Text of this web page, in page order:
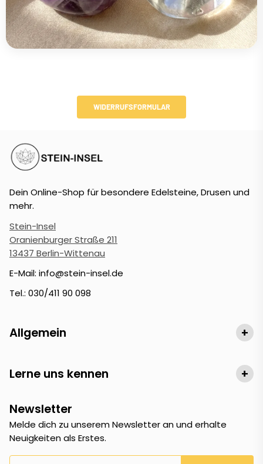
WIDERRUFSFORMULAR
Dein Online-Shop für besondere Edelsteine, Drusen und
mehr.
Stein-Insel
Oranienburger Straße 211
13437 Berlin-Wittenau
E-Mail: info@stein-insel.de
Tel.: 030/411 90 098
Allgemein +
Lerne uns kennen +
Newsletter
Melde dich zu unserem Newsletter an und erhalte
Neuigkeiten als Erstes.